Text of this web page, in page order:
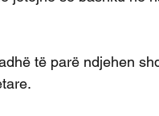
të parë ndjehen